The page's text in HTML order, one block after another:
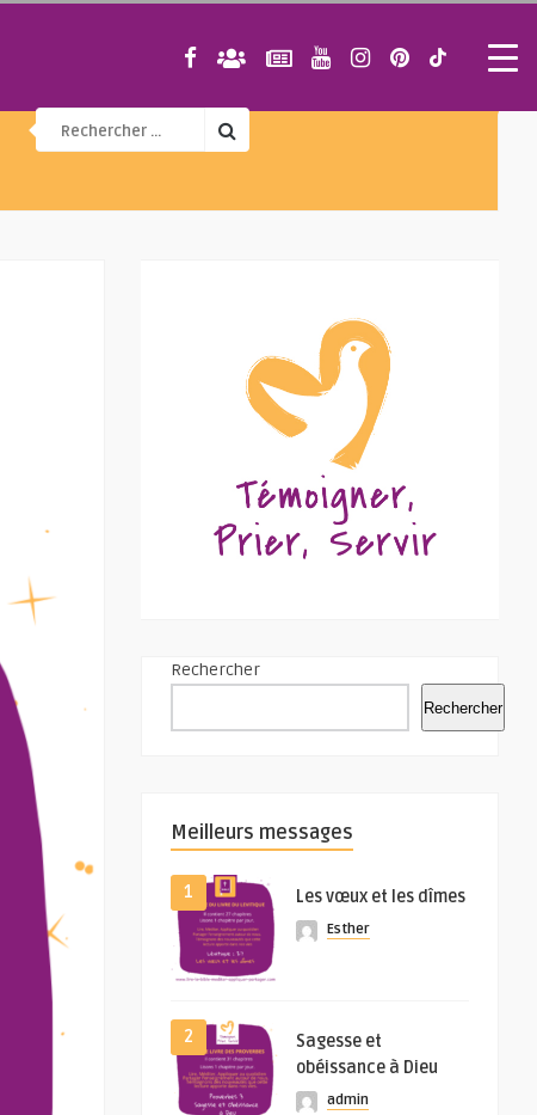
Rechercher
Rechercher
Meilleurs messages
1 Les vœux et les dîmes
Esther
2
Sagesse et
obéissance à Dieu
admin